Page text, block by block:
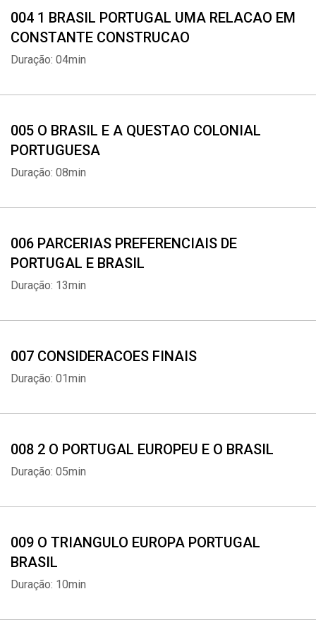
004 1 BRASIL PORTUGAL UMA RELACAO EM
CONSTANTE CONSTRUCAO
Duração: 04min
005 O BRASIL E A QUESTAO COLONIAL
PORTUGUESA
Duração: 08min
006 PARCERIAS PREFERENCIAIS DE
PORTUGAL E BRASIL
Duração: 13min
007 CONSIDERACOES FINAIS
Duração: 01min
008 2 O PORTUGAL EUROPEU E O BRASIL
Duração: 05min
009 O TRIANGULO EUROPA PORTUGAL
BRASIL
Duração: 10min